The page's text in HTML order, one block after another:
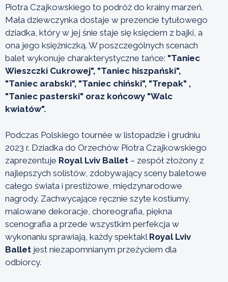
Piotra Czajkowskiego to podróż do krainy marzeń.
Mała dziewczynka dostaje w prezencie tytułowego
dziadka, który w jej śnie staje się księciem z bajki, a
ona jego księżniczką. W poszczególnych scenach
balet wykonuje charakterystyczne tańce: "Taniec
Wieszczki Cukrowej", "Taniec hiszpański",
"Taniec arabski", "Taniec chiński", "Trepak" ,
"Taniec pasterski" oraz końcowy "Walc
kwiatów".
Podczas Polskiego tournée w listopadzie i grudniu
2023 r. Dziadka do Orzechów Piotra Czajkowskiego
zaprezentuje Royal Lviv Ballet – zespół złożony z
najlepszych solistów, zdobywający sceny baletowe
całego świata i prestiżowe, międzynarodowe
nagrody. Zachwycające ręcznie szyte kostiumy,
malowane dekoracje, choreografia, piękna
scenografia a przede wszystkim perfekcja w
wykonaniu sprawiają, każdy spektakl Royal Lviv
Ballet jest niezapomnianym przeżyciem dla
odbiorcy.